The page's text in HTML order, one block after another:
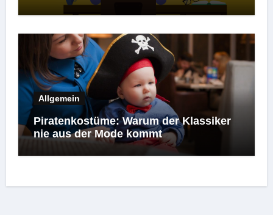
Allgemein
Piratenkostüme: Warum der Klassiker
nie aus der Mode kommt